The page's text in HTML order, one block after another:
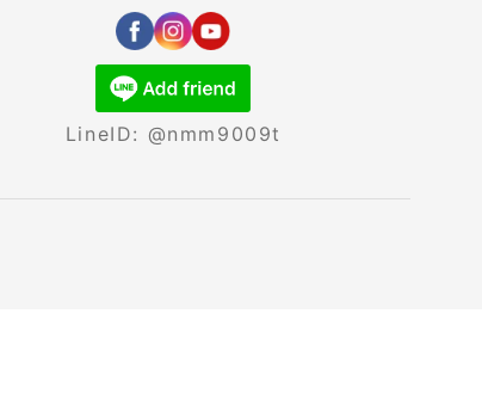
LineID: @nmm9009t